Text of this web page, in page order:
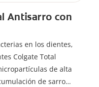
Antisarro con
en los dientes,
Colgate Total
de alta
de sarro